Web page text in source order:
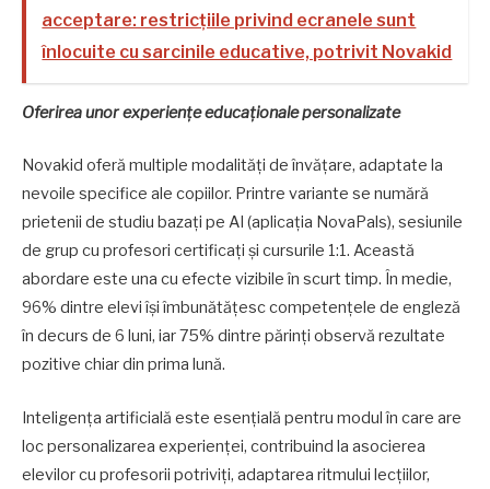
acceptare: restricțiile privind ecranele sunt
înlocuite cu sarcinile educative, potrivit Novakid
Oferirea unor experiențe educaționale personalizate
Novakid oferă multiple modalități de învățare, adaptate la
nevoile specifice ale copiilor. Printre variante se numără
prietenii de studiu bazați pe AI (aplicația NovaPals), sesiunile
de grup cu profesori certificați și cursurile 1:1. Această
abordare este una cu efecte vizibile în scurt timp. În medie,
96% dintre elevi își îmbunătățesc competențele de engleză
în decurs de 6 luni, iar 75% dintre părinți observă rezultate
pozitive chiar din prima lună.
Inteligența artificială este esențială pentru modul în care are
loc personalizarea experienței, contribuind la asocierea
elevilor cu profesorii potriviți, adaptarea ritmului lecțiilor,